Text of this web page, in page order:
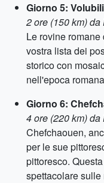
Giorno 5:
2 ore (150 km) da
Le rovine
vostra lista dei
storico con
nell'epoca
Giorno 6:
4 ore (220 km) da
Chefchaouen,
per le sue
pittoresco.
spettacolare